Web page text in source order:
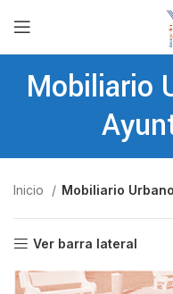
Mobiliario
Inicio Mobiliario
Ver barra lateral